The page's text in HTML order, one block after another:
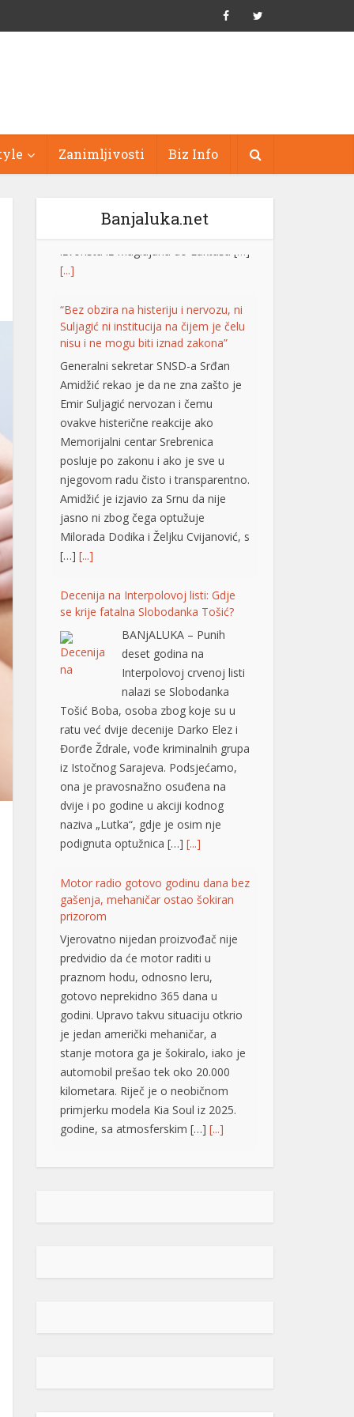
Zanimljivosti Biz Info
Banjaluka.net
“Bez obzira na histeriju i nervozu, ni
nisu i ne mogu biti iznad zakona”
Generalni sekretar SNSD-a Srđan
Amidžić rekao je da ne zna zašto je
Emir Suljagić nervozan i čemu
ovakve histerične reakcije ako
Memorijalni centar Srebrenica
posluje po zakonu i ako je sve u
njegovom radu čisto i transparentno.
Amidžić je izjavio za Srnu da nije
jasno ni zbog čega optužuje
Milorada Dodika i Željku Cvijanović, s
[…][...]
Decenija na Interpolovoj listi: Gdje
BANjALUKA – Punih
deset godina na
Interpolovoj crvenoj listi
nalazi se Slobodanka
Tošić Boba, osoba zbog koje su u
ratu već dvije decenije Darko Elez i
Đorđe Ždrale, vođe kriminalnih grupa
iz Istočnog Sarajeva. Podsjećamo,
ona je pravosnažno osuđena na
dvije i po godine u akciji kodnog
naziva „Lutka“, gdje je osim nje
podignuta optužnica […][...]
Motor radio gotovo godinu dana bez
prizorom
Vjerovatno nijedan proizvođač nije
predvidio da će motor raditi u
praznom hodu, odnosno leru,
gotovo neprekidno 365 dana u
godini. Upravo takvu situaciju otkrio
je jedan američki mehaničar, a
stanje motora ga je šokiralo, iako je
automobil prešao tek oko 20.000
kilometara. Riječ je o neobičnom
primjerku modela Kia Soul iz 2025.
godine, sa atmosferskim […][...]
Rad objavljen u Harvardovom
bio ovlašten da donosi zakone, ni
dokumentima koji priznaju pravo na
pozivajući se na takozvana bonska
[…][...] POPULARNO